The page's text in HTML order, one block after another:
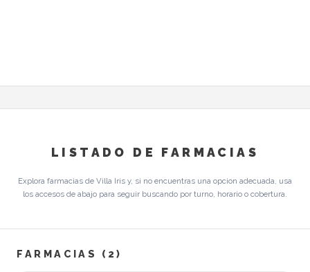
LISTADO DE FARMACIAS
Explora farmacias de Villa Iris y, si no encuentras una opcion adecuada, usa
los accesos de abajo para seguir buscando por turno, horario o cobertura.
FARMACIAS (2)